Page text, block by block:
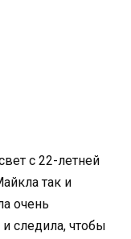
с 22-летней
так и
очень
следила, чтобы